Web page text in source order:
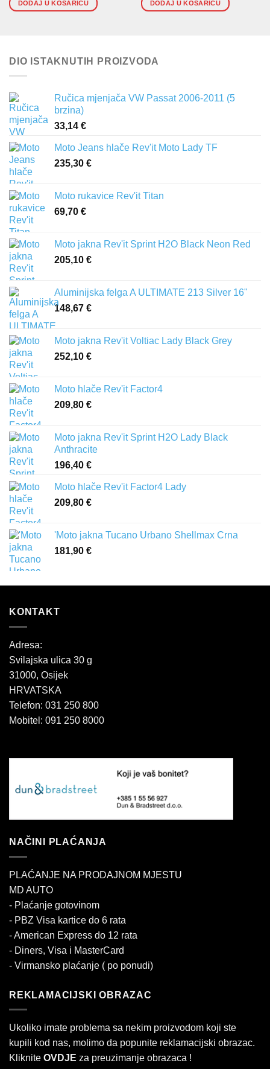
DODAJ U KOŠARICU DODAJ U KOŠARICU
DIO ISTAKNUTIH PROIZVODA
Ručica mjenjača VW Passat 2006-2011 (5
brzina)
33,14 €
Moto Jeans hlače Rev'it Moto Lady TF
235,30 €
Moto rukavice Rev'it Titan
69,70 €
Moto jakna Rev'it Sprint H2O Black Neon Red
205,10 €
Aluminijska felga A ULTIMATE 213 Silver 16"
148,67 €
Moto jakna Rev'it Voltiac Lady Black Grey
252,10 €
Moto hlače Rev'it Factor4
209,80 €
Moto jakna Rev'it Sprint H2O Lady Black
Anthracite
196,40 €
Moto hlače Rev'it Factor4 Lady
209,80 €
'Moto jakna Tucano Urbano Shellmax Crna
181,90 €
KONTAKT
Adresa:
Svilajska ulica 30 g
31000, Osijek
HRVATSKA
Telefon: 031 250 800
Mobitel: 091 250 8000
NAČINI PLAĆANJA
PLAĆANJE NA PRODAJNOM MJESTU
MD AUTO
- Plaćanje gotovinom
- PBZ Visa kartice do 6 rata
- American Express do 12 rata
- Diners, Visa i MasterCard
- Virmansko plaćanje ( po ponudi)
REKLAMACIJSKI OBRAZAC
Ukoliko imate problema sa nekim proizvodom koji ste
kupili kod nas, molimo da popunite reklamacijski obrazac.
Kliknite OVDJE za preuzimanje obrazaca !